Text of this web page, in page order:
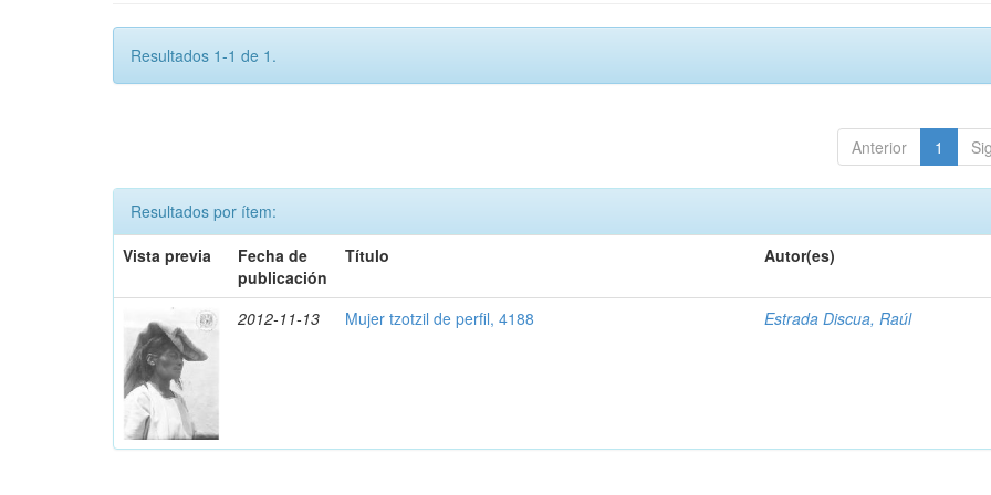
Resultados 1-1 de 1.
Anterior 1
Resultados por ítem:
Vista previa
Fecha de
publicación
Título Autor(es)
2012-11-13 Mujer tzotzil de perfil, 4188 Estrada Discua, Raúl